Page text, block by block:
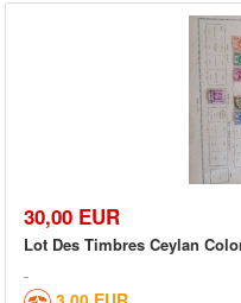
30,00 EUR
Lot Des Timbres Ceylan